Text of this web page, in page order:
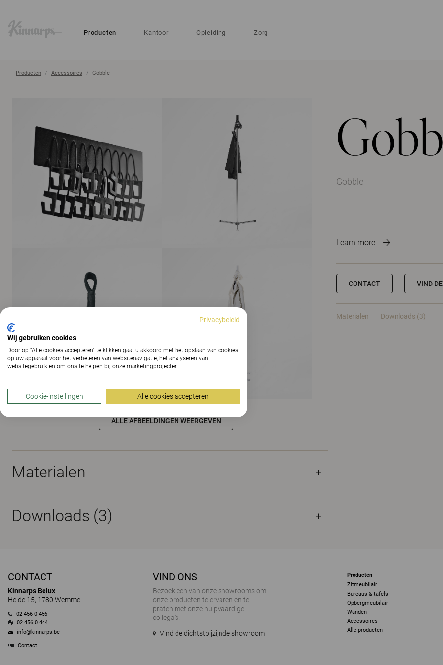
Producten Kantoor Opleiding Zorg
Producten Accessoires Gobble
Gobble
Learn more
CONTACT VIND
Materialen Downloads (3)
ALLE AFBEELDINGEN WEERGEVEN
Materialen
Downloads (3)
CONTACT
Kinnarps Belux
Heide 15, 1780 Wemmel
02 456 0 456
02 456 0 444
info@kinnarps.be
Contact
VIND ONS
Bezoek een van onze showrooms om
onze producten te ervaren en te
praten met onze hulpvaardige
collega's.
Vind de dichtstbijzijnde showroom
Producten
Zitmeubilair
Bureaus & tafels
Opbergmeubilair
Wanden
Accessoires
Alle producten
Privacybeleid
Wij gebruiken cookies
Door op “Alle cookies accepteren” te klikken gaat u akkoord met het opslaan van cookies
op uw apparaat voor het verbeteren van websitenavigatie, het analyseren van
websitegebruik en om ons te helpen bij onze marketingprojecten.
Cookie-instellingen Alle cookies accepteren